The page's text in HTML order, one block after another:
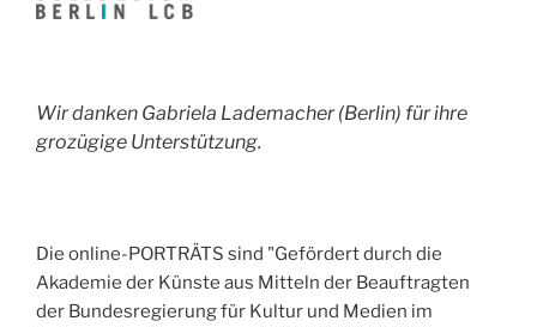
Wir danken Gabriela Lademacher (Berlin) für ihre
grozügige Unterstützung.
Die online-PORTRÄTS sind "Gefördert durch die
Akademie der Künste aus Mitteln der Beauftragten
der Bundesregierung für Kultur und Medien im